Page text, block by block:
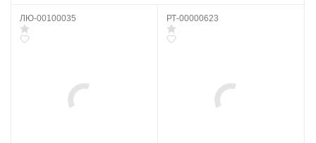
ЛЮ-00100035 РТ-00000623